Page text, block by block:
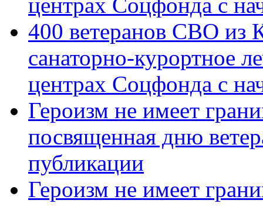
400 ветеранов СВО из
санаторно-курортное
центрах Соцфонда с
Героизм не имеет
посвященная дню
публикации
Героизм не имеет